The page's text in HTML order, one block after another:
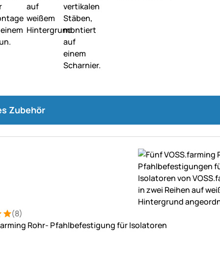
Zubehör
5 von 5 (8 Bewertungen)
(8)
Rohr- Pfahlbefestigung für Isolatoren